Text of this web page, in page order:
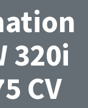
320i
CV